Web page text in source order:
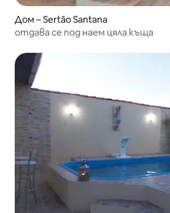
Дом – Sertão Santana
отдава се под наем цяла къща